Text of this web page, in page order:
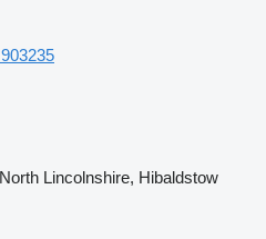
Lincolnshire, Hibaldstow